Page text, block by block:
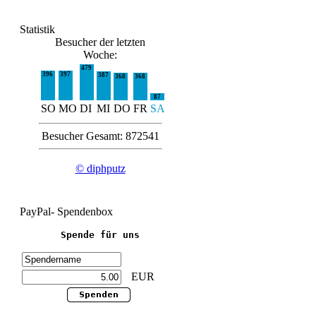
Statistik
Besucher der letzten
Woche:
396 397
479
387
368 368
87
SO MO DI MI DO FR SA
Besucher Gesamt: 872541
© diphputz
PayPal- Spendenbox
Spende für uns
EUR